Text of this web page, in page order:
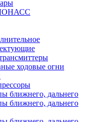
ходовые огни
ближнего, дальнего
ближнего, дальнего